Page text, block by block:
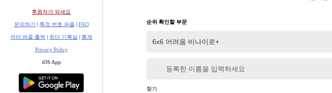
후원자가 되세요
문의하기 | 특정 번호 퍼즐| FAQ
여러 퍼즐 출력 | 최단 기록실 | 통계
Privacy Policy
iOS App
순위 확인할 부문
등록한 이름을 입력하세요
찾기